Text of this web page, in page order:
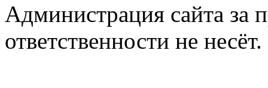
Администрация сайта за
ответственности не несёт.